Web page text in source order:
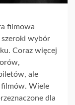
filmowa
wybór
Coraz więcej
ale
Wiele
dla